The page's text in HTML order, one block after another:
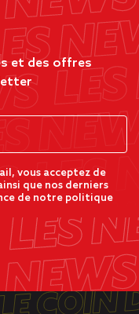
et des offres
vous acceptez de
que nos derniers
de notre politique